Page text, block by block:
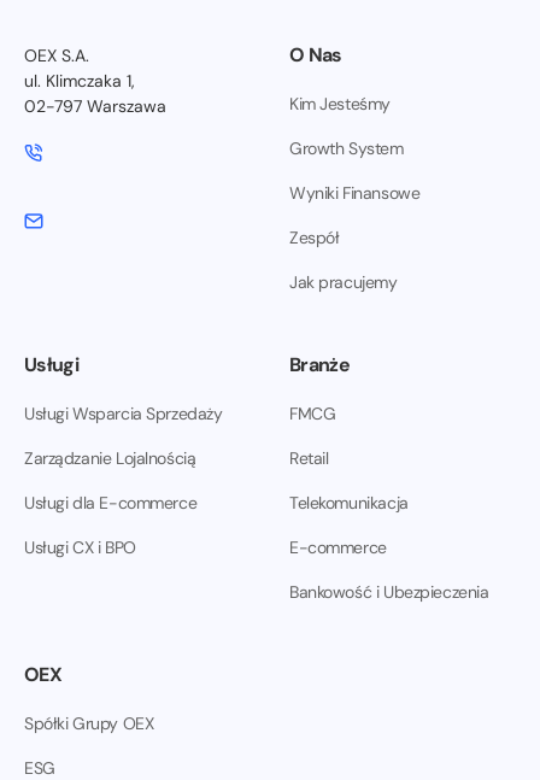
OEX S.A.
ul. Klimczaka 1,
02-797 Warszawa
O Nas
Kim Jesteśmy
Growth System
Wyniki Finansowe
Zespół
Jak pracujemy
Usługi
Usługi Wsparcia Sprzedaży
Zarządzanie Lojalnością
Usługi dla E-commerce
Usługi CX i BPO
Branże
FMCG
Retail
Telekomunikacja
E-commerce
Bankowość i Ubezpieczenia
OEX
Spółki Grupy OEX
ESG